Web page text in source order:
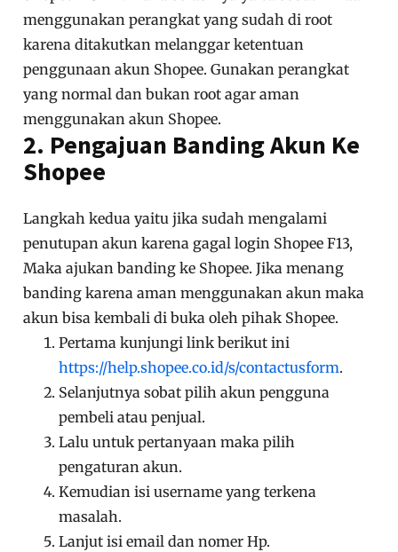
menggunakan perangkat yang sudah di root
karena ditakutkan melanggar ketentuan
penggunaan akun Shopee. Gunakan perangkat
yang normal dan bukan root agar aman
menggunakan akun Shopee.
2. Pengajuan Banding Akun Ke
Shopee
Langkah kedua yaitu jika sudah mengalami
penutupan akun karena gagal login Shopee F13,
Maka ajukan banding ke Shopee. Jika menang
banding karena aman menggunakan akun maka
akun bisa kembali di buka oleh pihak Shopee.
Pertama kunjungi link berikut ini
https://help.shopee.co.id/s/contactusform.
Selanjutnya sobat pilih akun pengguna
pembeli atau penjual.
Lalu untuk pertanyaan maka pilih
pengaturan akun.
Kemudian isi username yang terkena
masalah.
Lanjut isi email dan nomer Hp.